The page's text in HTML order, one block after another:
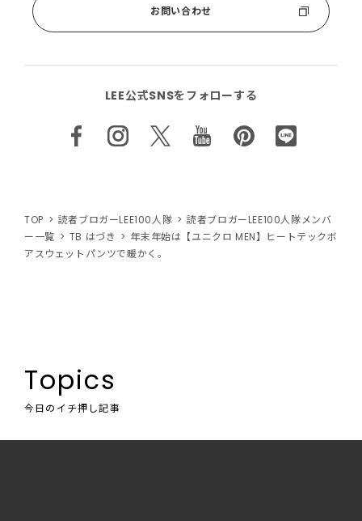
お問い合わせ
LEE公式SNSをフォローする
TOP 読者ブロガーLEE100人隊
読者ブロガーLEE100人隊メンバ
ー一覧
TB はづき
年末年始は【ユニクロ MEN】ヒートテックボ
アスウェットパンツで暖かく。
Topics
今日のイチ押し記事